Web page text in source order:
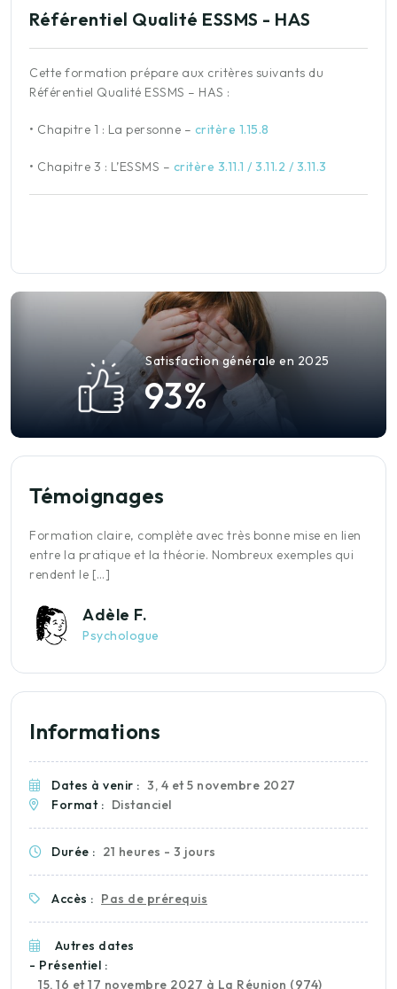
Référentiel Qualité ESSMS - HAS
Cette formation prépare aux critères suivants du
Référentiel Qualité ESSMS – HAS :
• Chapitre 1 : La personne – critère 1.15.8
• Chapitre 3 : L’ESSMS – critère 3.11.1 / 3.11.2 / 3.11.3
Satisfaction générale en 2025
93%
Témoignages
Formation claire, complète avec très bonne mise en lien
entre la pratique et la théorie. Nombreux exemples qui
rendent le […]
Adèle F.
Psychologue
Informations
Dates à venir : 3, 4 et 5 novembre 2027
Format : Distanciel
Durée : 21 heures - 3 jours
Accès : Pas de prérequis
Autres dates
- Présentiel :
15, 16 et 17 novembre 2027 à La Réunion (974)